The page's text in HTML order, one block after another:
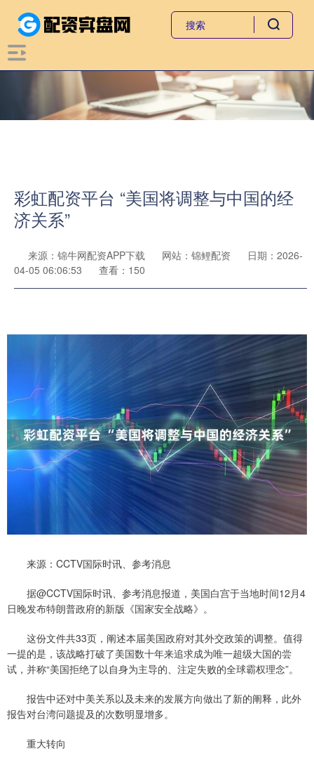
彩虹配资平台 “美国将调整与中国的经
济关系”
来源：锦牛网配资APP下载 网站：锦鲤配资
日期：2026-
04-05 06:06:53
查看：150
来源：CCTV国际时讯、参考消息
据@CCTV国际时讯、参考消息报道，美国白宫于当地时间12月4
日晚发布特朗普政府的新版《国家安全战略》。
这份文件共33页，阐述本届美国政府对其外交政策的调整。值得
一提的是，该战略打破了美国数十年来追求成为唯一超级大国的尝
试，并称“美国拒绝了以自身为主导的、注定失败的全球霸权理念”。
报告中还对中美关系以及未来的发展方向做出了新的阐释，此外
报告对台湾问题提及的次数明显增多。
重大转向